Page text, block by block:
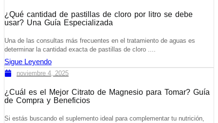
¿Qué cantidad de pastillas de cloro por litro se debe
usar? Una Guía Especializada
Una de las consultas más frecuentes en el tratamiento de aguas es
determinar la cantidad exacta de pastillas de cloro ....
Sigue Leyendo
noviembre 4, 2025
¿Cuál es el Mejor Citrato de Magnesio para Tomar? Guía
de Compra y Beneficios
Si estás buscando el suplemento ideal para complementar tu nutrición,